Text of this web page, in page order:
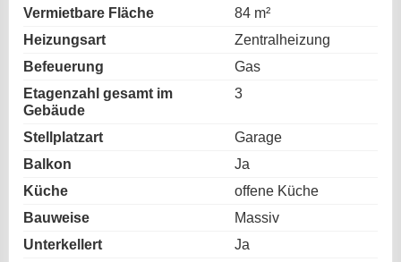
Vermietbare Fläche
84 m²
Heizungsart
Zentralheizung
Befeuerung
Gas
Etagenzahl gesamt im
Gebäude
3
Stellplatzart
Garage
Balkon
Ja
Küche
offene Küche
Bauweise
Massiv
Unterkellert
Ja